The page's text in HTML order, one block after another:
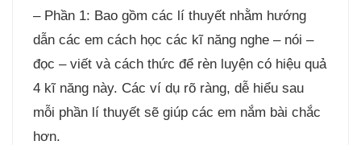
– Phần 1: Bao gồm các lí thuyết nhằm hướng
dẫn các em cách học các kĩ năng nghe – nói –
đọc – viết và cách thức để rèn luyện có hiệu quả
4 kĩ năng này. Các ví dụ rõ ràng, dễ hiểu sau
mỗi phần lí thuyết sẽ giúp các em nắm bài chắc
hơn.